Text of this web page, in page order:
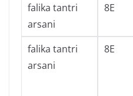
falika tantri
arsani
8E
falika tantri
arsani
8E